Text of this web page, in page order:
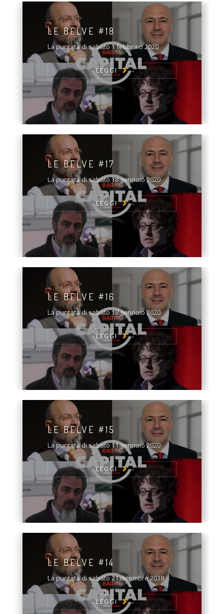
LE BELVE #18
La puntata di sabato 1 febbraio 2020
LEGGI
LE BELVE #17
La puntata di sabato 18 gennaio 2020
LEGGI
LE BELVE #16
La puntata di sabato 18 gennaio 2020
LEGGI
LE BELVE #15
La puntata di sabato 11 gennaio 2020
LEGGI
LE BELVE #14
La puntata di sabato 21 dicembre 2019
LEGGI